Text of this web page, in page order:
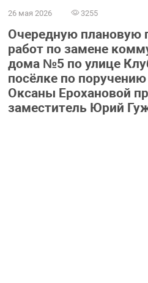
26 мая 2026 3255
Очередную плановую
работ по замене
дома №5 по улице
посёлке по
Оксаны Ерохановой
заместитель Юрий